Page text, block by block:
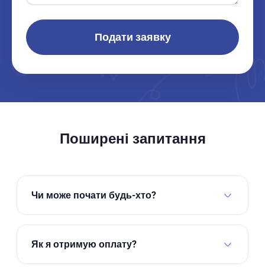
Подати заявку
Поширені запитання
Чи може почати будь-хто?
Як я отримую оплату?